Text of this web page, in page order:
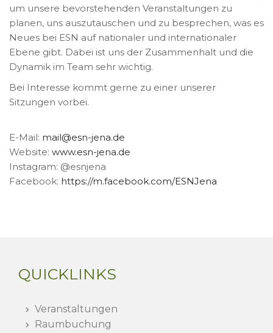
um unsere bevorstehenden Veranstaltungen zu
planen, uns auszutauschen und zu besprechen, was es
Neues bei ESN auf nationaler und internationaler
Ebene gibt. Dabei ist uns der Zusammenhalt und die
Dynamik im Team sehr wichtig.
Bei Interesse kommt gerne zu einer unserer
Sitzungen vorbei.
E-Mail: mail@esn-jena.de
Website: www.esn-jena.de
Instagram: @esnjena
Facebook: https://m.facebook.com/ESNJena
QUICKLINKS
Veranstaltungen
Raumbuchung